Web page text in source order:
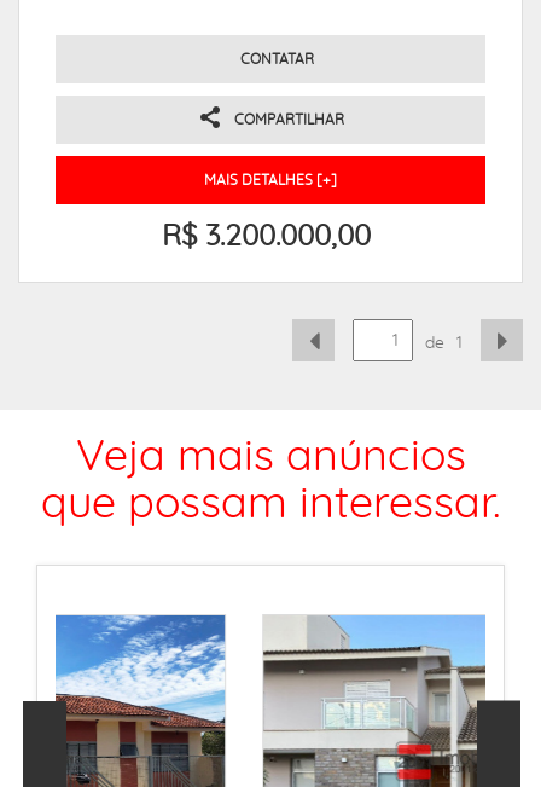
CONTATAR
COMPARTILHAR
MAIS DETALHES [+]
R$ 3.200.000,00
de 1
Veja mais anúncios
que possam interessar.